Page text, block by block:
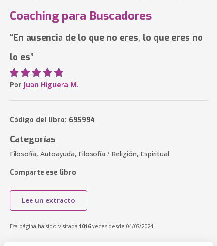
Coaching para Buscadores
“En ausencia de lo que no eres, lo que eres no
lo es”
Por Juan Higuera M.
Código del libro: 695994
Categorías
Filosofía, Autoayuda, Filosofía / Religión, Espiritual
Comparte ese libro
Lee un extracto
Esa página ha sido visitada 1016veces desde 04/07/2024